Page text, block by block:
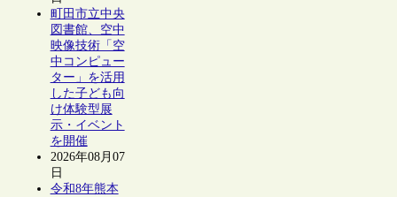
町田市立中央
図書館、空中
映像技術「空
中コンピュー
ター」を活用
した子ども向
け体験型展
示・イベント
を開催
2026年08月07
日
令和8年熊本